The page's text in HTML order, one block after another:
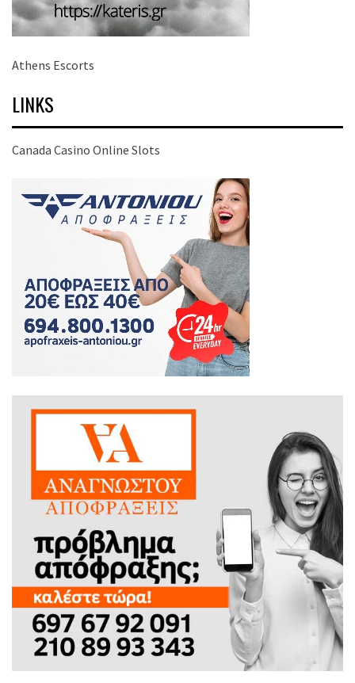
Athens Escorts
LINKS
Canada Casino Online Slots